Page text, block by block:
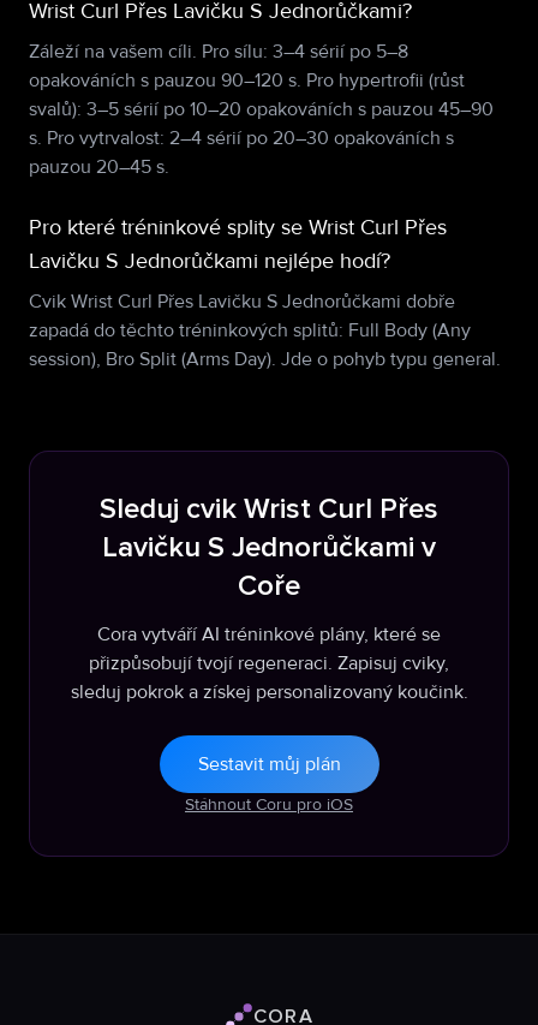
Wrist Curl Přes Lavičku S Jednorůčkami?
Záleží na vašem cíli. Pro sílu: 3–4 sérií po 5–8
opakováních s pauzou 90–120 s. Pro hypertrofii (růst
svalů): 3–5 sérií po 10–20 opakováních s pauzou 45–90
s. Pro vytrvalost: 2–4 sérií po 20–30 opakováních s
pauzou 20–45 s.
Pro které tréninkové splity se Wrist Curl Přes
Lavičku S Jednorůčkami nejlépe hodí?
Cvik Wrist Curl Přes Lavičku S Jednorůčkami dobře
zapadá do těchto tréninkových splitů: Full Body (Any
session), Bro Split (Arms Day). Jde o pohyb typu general.
Sleduj cvik Wrist Curl Přes
Lavičku S Jednorůčkami v
Coře
Cora vytváří AI tréninkové plány, které se
přizpůsobují tvojí regeneraci. Zapisuj cviky,
sleduj pokrok a získej personalizovaný koučink.
Sestavit můj plán
Stáhnout Coru pro iOS
CORA